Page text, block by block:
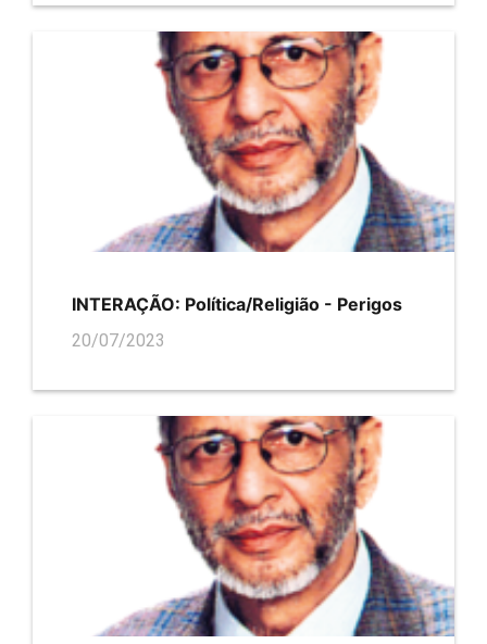
INTERAÇÃO: Política/Religião - Perigos
20/07/2023